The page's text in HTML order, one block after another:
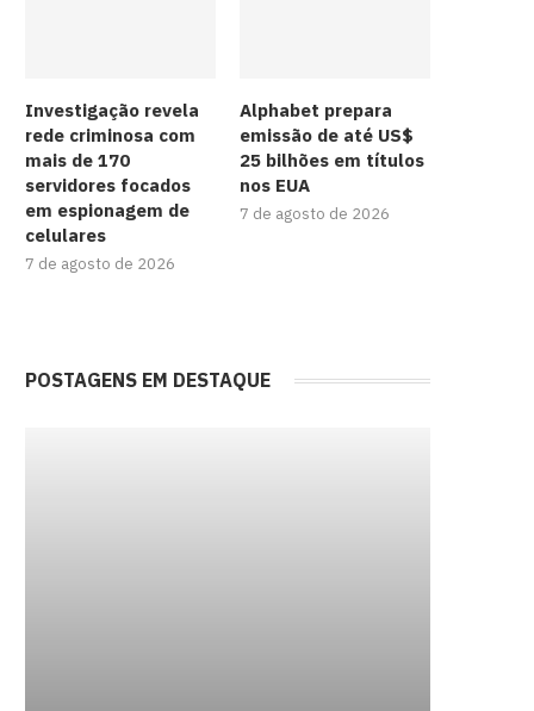
Investigação revela
rede criminosa com
mais de 170
servidores focados
em espionagem de
celulares
7 de agosto de 2026
Alphabet prepara
emissão de até US$
25 bilhões em títulos
nos EUA
7 de agosto de 2026
POSTAGENS EM DESTAQUE